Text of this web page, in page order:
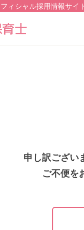
ィシャル採用情報サイ
申し訳ござい
ご不便を